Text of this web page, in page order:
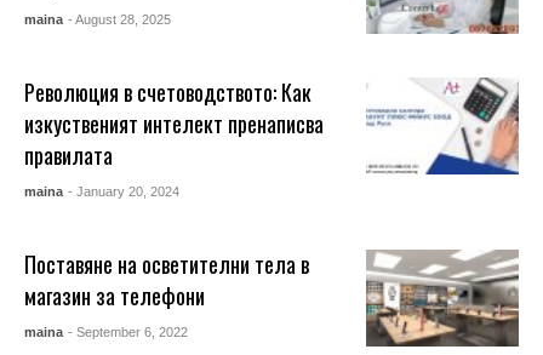
maina - August 28, 2025
Революция в счетоводството: Как
изкуственият интелект пренаписва
правилата
maina - January 20, 2024
Поставяне на осветителни тела в
магазин за телефони
maina - September 6, 2022